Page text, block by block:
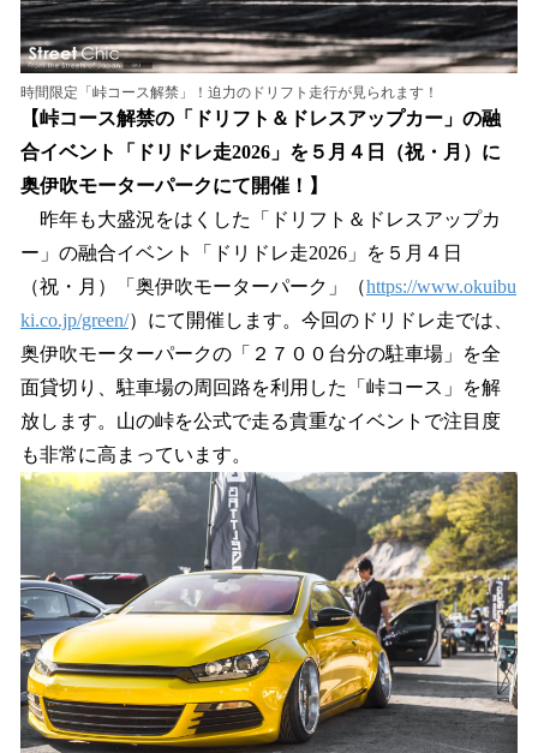
時間限定「峠コース解禁」！迫力のドリフト走行が見られます！
【峠コース解禁の「ドリフト＆ドレスアップカー」の融
合イベント「ドリドレ走2026」を５月４日（祝・月）に
奥伊吹モーターパークにて開催！】
昨年も大盛況をはくした「ドリフト＆ドレスアップカ
ー」の融合イベント「ドリドレ走2026」を５月４日
（祝・月）「奥伊吹モーターパーク」（https://www.okuibu
ki.co.jp/green/）にて開催します。今回のドリドレ走では、
奥伊吹モーターパークの「２７００台分の駐車場」を全
面貸切り、駐車場の周回路を利用した「峠コース」を解
放します。山の峠を公式で走る貴重なイベントで注目度
も非常に高まっています。